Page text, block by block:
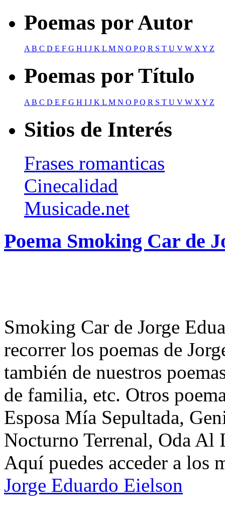
Poemas por Autor
AB C D E F G H I J K L M N O PQ R S T U V W XY Z
Poemas por Título
A B C D E F G H I J K L M N O PQ R S T U V W X Y Z
Sitios de Interés
Frases romanticas
Cinecalidad
Musicade.net
Poema Smoking Car de
Smoking Car de Jorge
recorrer los poemas de
también de nuestros
de familia, etc. Otros
Esposa Mía Sepultada,
Nocturno Terrenal, Oda Al
Aquí puedes acceder a los
Jorge Eduardo Eielson